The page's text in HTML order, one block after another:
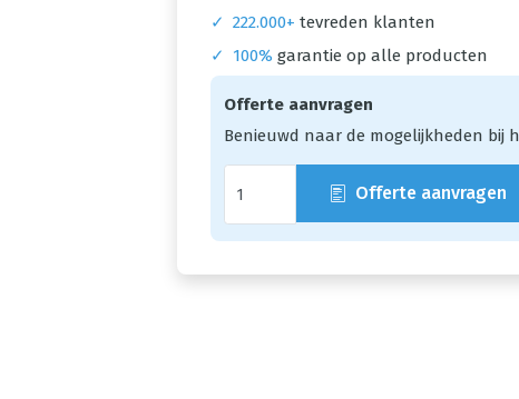
✓ 222.000+ tevreden klanten
✓
100% garantie op alle producten
Offerte aanvragen
Benieuwd naar de mogelijkheden bij
Offerte aanvragen